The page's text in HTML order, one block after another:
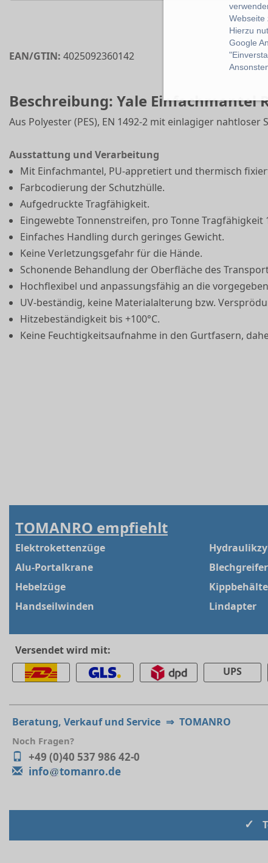
Webseite
Hierzu
Google
EAN/GTIN: 4025092360142
Beschreibung: Yale Einfachmantel
Aus Polyester (PES), EN 1492-2 mit einlagiger
Ausstattung und Verarbeitung
Mit Einfachmantel, PU-appretiert und thermisch
Farbcodierung der Schutzhülle.
Aufgedruckte Tragfähigkeit.
Eingewebte Tonnenstreifen, pro Tonne
Einfaches Handling durch geringes Gewicht.
Keine Verletzungsgefahr für die Hände.
Schonende Behandlung der Oberfläche des
Hochflexibel und anpassungsfähig an die
UV-beständig, keine Materialalterung bzw.
Hitzebeständigkeit bis +100°C.
Keine Feuchtigkeitsaufnahme in den Gurtfasern,
TOMANRO empfiehlt
Elektrokettenzüge
Alu-Portalkrane
Hebelzüge
Handseilwinden
Blechgreifer
Lindapter
Versendet wird mit:
UPS
Beratung, Verkauf und Service ⇒ TOMANRO
Noch Fragen?
+49 (0)40 537 986 42-0
info
tomanro.de
✓